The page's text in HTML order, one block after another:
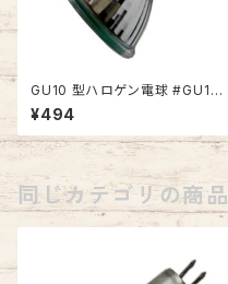
GU10 型ハロゲン電球 #GU10
-35
¥494
同じカテゴリの商品